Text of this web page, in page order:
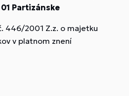
01 Partizánske
446/2001 Z.z. o majetku
v platnom znení